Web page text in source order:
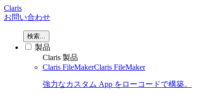
Claris
お問い合わせ
検索...
製品
Claris 製品
Claris FileMakerClaris FileMaker
強力なカスタム App をローコードで構築。